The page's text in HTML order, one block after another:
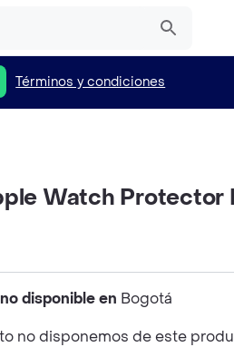
Términos y condiciones
Watch Protector
disponible en Bogotá
no disponemos de este